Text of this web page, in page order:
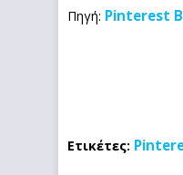
Πηγή: Pinterest
Ετικέτες: